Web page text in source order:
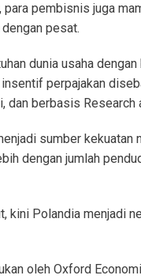
pembisnis juga
pesat.
dunia usaha
perpajakan
berbasis Research
sumber kekuatan
dengan jumlah
kini Polandia menjadi
oleh Oxford